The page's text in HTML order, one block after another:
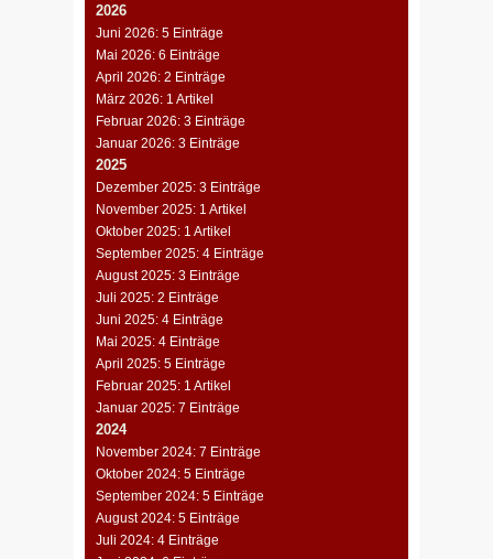
2026
Juni 2026: 5 Einträge
Mai 2026: 6 Einträge
April 2026: 2 Einträge
März 2026: 1 Artikel
Februar 2026: 3 Einträge
Januar 2026: 3 Einträge
2025
Dezember 2025: 3 Einträge
November 2025: 1 Artikel
Oktober 2025: 1 Artikel
September 2025: 4 Einträge
August 2025: 3 Einträge
Juli 2025: 2 Einträge
Juni 2025: 4 Einträge
Mai 2025: 4 Einträge
April 2025: 5 Einträge
Februar 2025: 1 Artikel
Januar 2025: 7 Einträge
2024
November 2024: 7 Einträge
Oktober 2024: 5 Einträge
September 2024: 5 Einträge
August 2024: 5 Einträge
Juli 2024: 4 Einträge